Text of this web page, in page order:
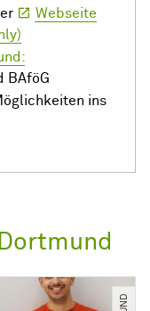
Webseite
BAföG
ins